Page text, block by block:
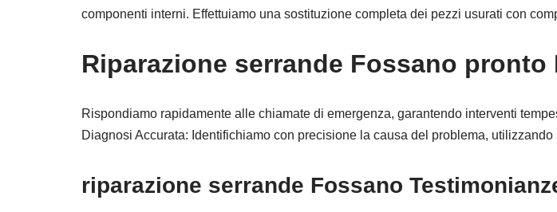
componenti interni. Effettuiamo una sostituzione completa dei pezzi usurati con
Riparazione serrande Fossano pronto
Rispondiamo rapidamente alle chiamate di emergenza, garantendo interventi
Diagnosi Accurata: Identifichiamo con precisione la causa del problema,
riparazione serrande Fossano